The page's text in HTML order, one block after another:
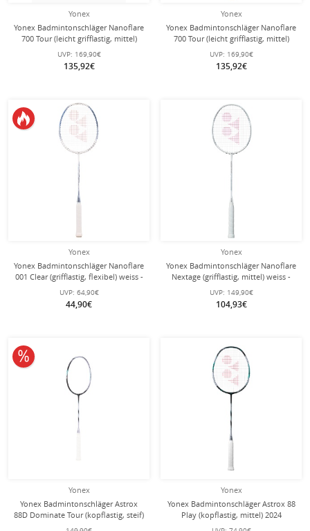
Yonex
Yonex Badmintonschläger Nanoflare
700 Tour (leicht grifflastig, mittel)
violett - unbesaitet -
UVP: 169,90€
135,92€
Yonex
Yonex Badmintonschläger Nanoflare
700 Tour (leicht grifflastig, mittel)
silber - unbesaitet -
UVP: 169,90€
135,92€
Yonex
Yonex Badmintonschläger Nanoflare
001 Clear (grifflastig, flexibel) weiss -
besaitet -
UVP: 64,90€
44,90€
Yonex
Yonex Badmintonschläger Nanoflare
Nextage (grifflastig, mittel) weiss -
besaitet -
UVP: 149,90€
104,93€
Yonex
Yonex Badmintonschläger Astrox
88D Dominate Tour (kopflastig, steif)
2024 schwarz/silber - unbesaitet -
10% reduziert
Yonex
Yonex Badmintonschläger Astrox 88
Play (kopflastig, mittel) 2024
schwarz/silber - besaitet -